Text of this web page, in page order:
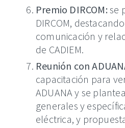
Premio DIRCOM: se
DIRCOM,
comunicación y
de CADIEM.
Reunión con
capacitación para
ADUANA y se
generales y
eléctrica, y